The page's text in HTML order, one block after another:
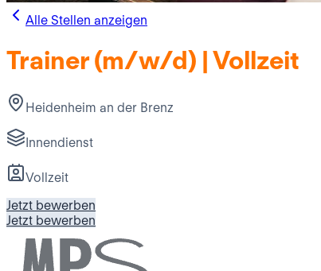
Alle Stellen anzeigen
Trainer (m/w/d) | Vollzeit
Heidenheim an der Brenz
Innendienst
Vollzeit
Jetzt bewerben
Jetzt bewerben